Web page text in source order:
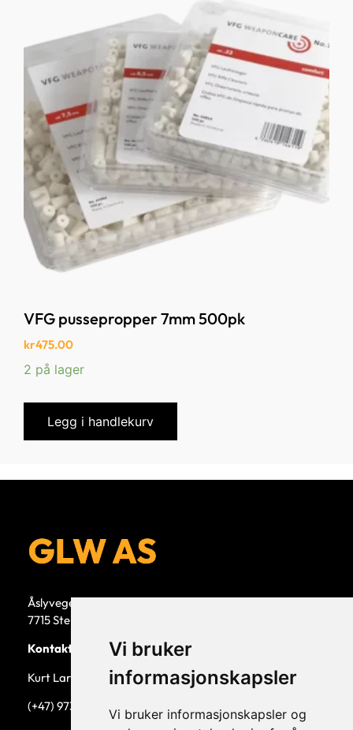
Vi bruker
informasjonskapsler
Vi bruker informasjonskapsler og
VFG pussepropper 7mm 500pk
kr475.00
2 på lager
Legg i handlekurv
Åslyvegen 5b
7715 Steinkjer
Kontaktperson
Kurt Larsen, daglig leder.
(+47) 973 33 332